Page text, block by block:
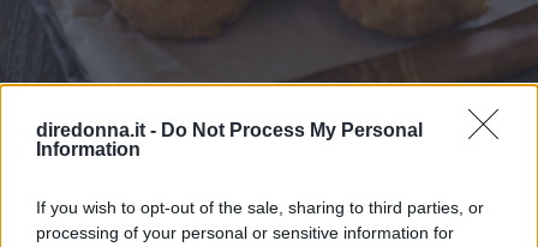
diredonna.it - Do Not Process My Personal
Information
If you wish to opt-out of the sale, sharing to third parties, or
processing of your personal or sensitive information for
Finger food di Carnevale